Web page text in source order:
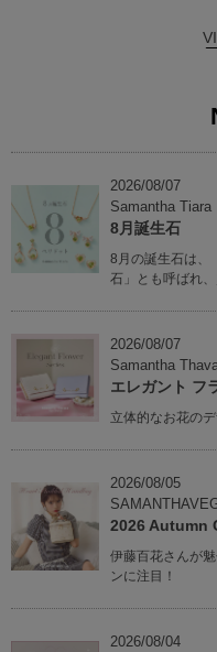
2026/08/07
Samantha Tiara
8月誕生石
8月の誕生石は、
石」とも呼ばれ、
2026/08/07
Samantha
エレガント フ
立体的なお花の
2026/08/05
2026 Autumn
伊藤百花さんが
ンに注目！
2026/08/04